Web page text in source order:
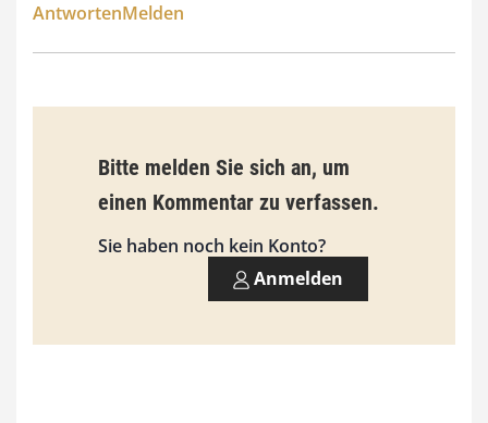
,
€
AntwortenMelden
Bitte melden Sie sich an, um
einen Kommentar zu verfassen.
Sie haben noch kein Konto?
Anmelden